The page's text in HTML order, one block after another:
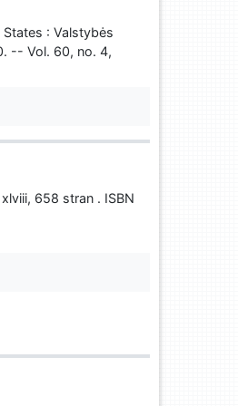
: Valstybės
-- Vol. 60, no. 4,
658 stran . ISBN